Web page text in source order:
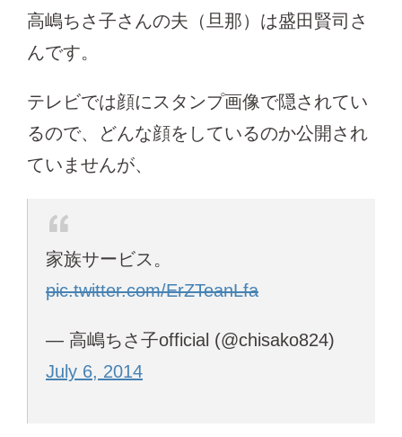
高嶋ちさ子さんの夫（旦那）は盛田賢司さ
んです。
テレビでは顔にスタンプ画像で隠されてい
るので、どんな顔をしているのか公開され
ていませんが、
家族サービス。
pic.twitter.com/ErZTeanLfa
— 高嶋ちさ子official (@chisako824)
July 6, 2014